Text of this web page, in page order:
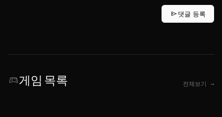
send댓글 등록
sports_esports게임 목록 전체보기 →